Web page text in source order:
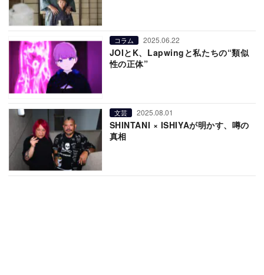
コラム 2025.06.22
JOIとK、Lapwingと私たちの“類似
性の正体”
文芸 2025.08.01
SHINTANI × ISHIYAが明かす、噂の
真相